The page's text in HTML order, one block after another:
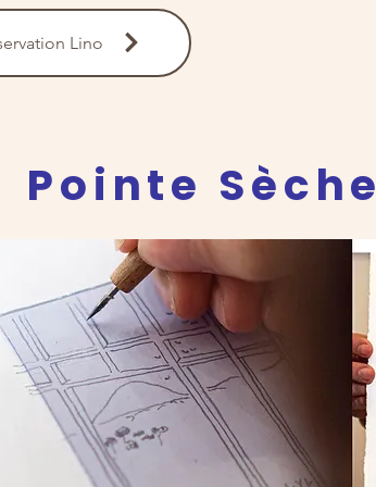
Lino
Pointe Sèche